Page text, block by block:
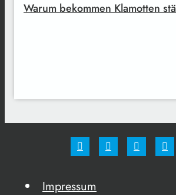
Warum bekommen Klamotten
Impressum